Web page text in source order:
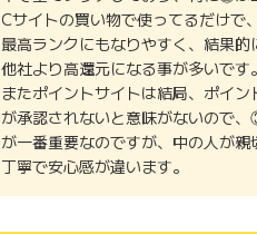
Cサイトの買い物で使ってるだけで、
最高ランクにもなりやすく、結果的
他社より高還元になる事が多いです。
またポイントサイトは結局、ポイン
が承認されないと意味がないので
が一番重要なのですが、中の人が親
丁寧で安心感が違います。